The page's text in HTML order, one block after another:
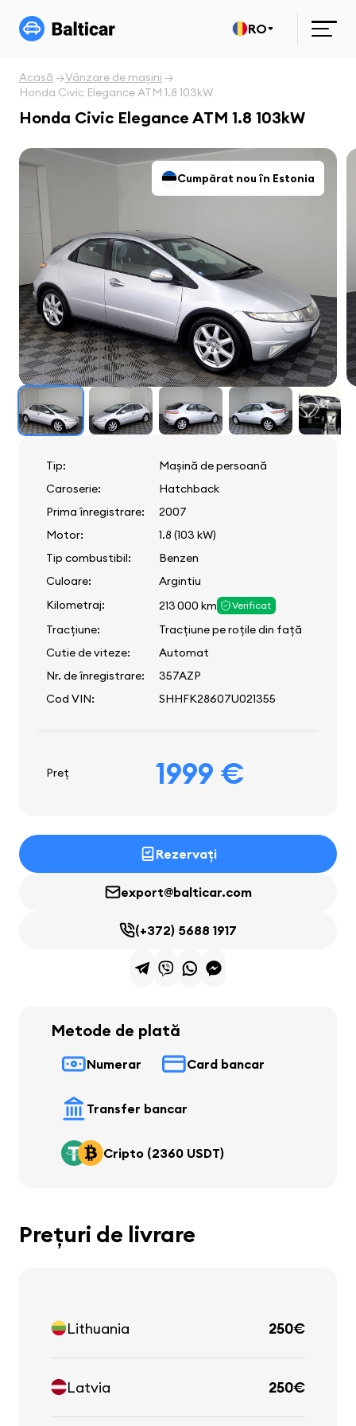
RO
Acasă
Vânzare de mașini
Honda Civic Elegance ATM 1.8 103kW
Honda Civic Elegance ATM 1.8 103kW
Tip:
Mașină de persoană
Caroserie:
Hatchback
Prima înregistrare:
2007
Motor:
1.8 (103 kW)
Tip combustibil:
Benzen
Culoare:
Argintiu
Kilometraj:
213 000 km Verificat
Tracțiune:
Tracțiune pe roțile din față
Cutie de viteze:
Automat
Nr. de înregistrare:
357AZP
Cod VIN:
SHHFK28607U021355
Preț 1999 €
Cumpărat nou în Estonia
Rezervați
export@balticar.com
(+372) 5688 1917
Metode de plată
Numerar Card bancar
Transfer bancar
Cripto (2360 USDT)
Prețuri de livrare
Lithuania 250€
Latvia 250€